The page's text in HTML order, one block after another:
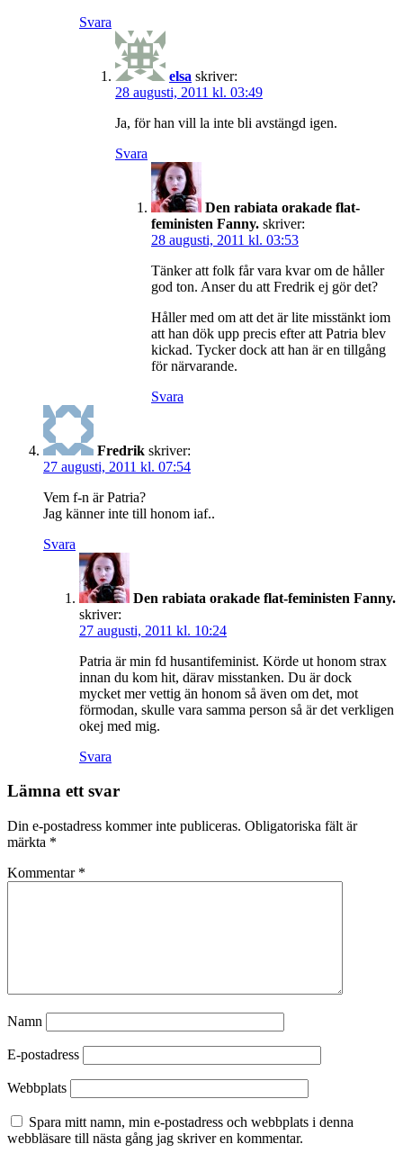
Svara
elsa skriver:
28 augusti, 2011 kl. 03:49
Ja, för han vill la inte bli avstängd igen.
Svara
Den rabiata orakade flat-
feministen Fanny. skriver:
28 augusti, 2011 kl. 03:53
Tänker att folk får vara kvar om de håller
god ton. Anser du att Fredrik ej gör det?
Håller med om att det är lite misstänkt iom
att han dök upp precis efter att Patria blev
kickad. Tycker dock att han är en tillgång
för närvarande.
Svara
Fredrik skriver:
27 augusti, 2011 kl. 07:54
Vem f-n är Patria?
Jag känner inte till honom iaf..
Svara
Den rabiata orakade flat-feministen Fanny.
skriver:
27 augusti, 2011 kl. 10:24
Patria är min fd husantifeminist. Körde ut honom strax
innan du kom hit, därav misstanken. Du är dock
mycket mer vettig än honom så även om det, mot
förmodan, skulle vara samma person så är det verkligen
okej med mig.
Svara
Lämna ett svar
Din e-postadress kommer inte publiceras. Obligatoriska fält är
märkta *
Kommentar *
Namn
E-postadress
Webbplats
Spara mitt namn, min e-postadress och webbplats i denna
webbläsare till nästa gång jag skriver en kommentar.